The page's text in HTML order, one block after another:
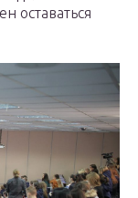
оставаться